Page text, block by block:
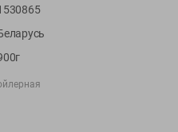
с 09.00 до 17.00, СБ, ВС -
и комментарии